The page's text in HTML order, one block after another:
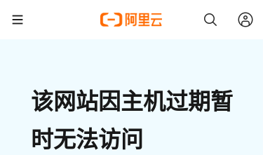
该网站因主机过期暂
时无法访问